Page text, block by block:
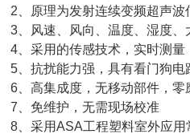
原理为发射连续变频超声波
风速、风向、温度、湿度、
采用的传感技术，实时测量
抗扰能力强，具有看门狗电
高集成度，无移动部件，零
免维护，无需现场校准
采用ASA工程塑料室外应用